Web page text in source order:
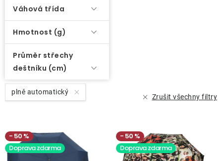
Váhová třída
Hmotnost (g)
Průměr střechy
deštníku (cm)
plně automatický
Zrušit všechny filtry
50 %
Doprava zdarma
50 %
Doprava zdarma